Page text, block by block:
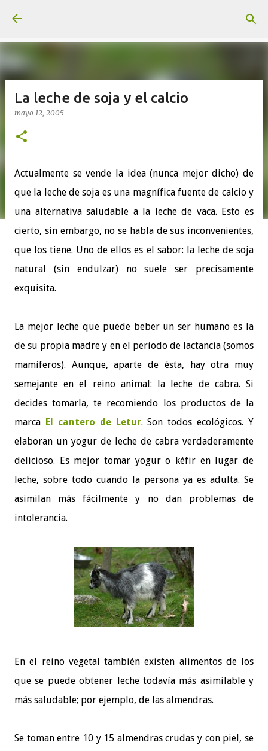
La leche de soja y el calcio
mayo 12, 2005
Actualmente se vende la idea (nunca mejor dicho) de
que la leche de soja es una magnífica fuente de calcio y
una alternativa saludable a la leche de vaca. Esto es
cierto, sin embargo, no se habla de sus inconvenientes,
que los tiene. Uno de ellos es el sabor: la leche de soja
natural (sin endulzar) no suele ser precisamente
exquisita.
La mejor leche que puede beber un ser humano es la
de su propia madre y en el período de lactancia (somos
mamíferos). Aunque, aparte de ésta, hay otra muy
semejante en el reino animal: la leche de cabra. Si
decides tomarla, te recomiendo los productos de la
marca El cantero de Letur. Son todos ecológicos. Y
elaboran un yogur de leche de cabra verdaderamente
delicioso. Es mejor tomar yogur o kéfir en lugar de
leche, sobre todo cuando la persona ya es adulta. Se
asimilan más fácilmente y no dan problemas de
intolerancia.
En el reino vegetal también existen alimentos de los
que se puede obtener leche todavía más asimilable y
más saludable; por ejemplo, de las almendras.
Se toman entre 10 y 15 almendras crudas y con piel, se